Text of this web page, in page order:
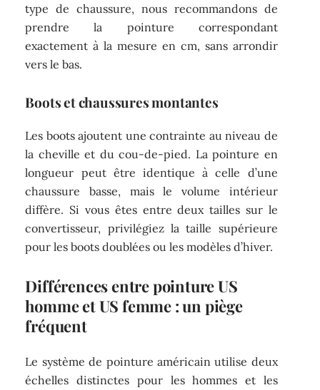
type de chaussure, nous recommandons de
prendre la pointure correspondant
exactement à la mesure en cm, sans arrondir
vers le bas.
Boots et chaussures montantes
Les boots ajoutent une contrainte au niveau de
la cheville et du cou-de-pied. La pointure en
longueur peut être identique à celle d’une
chaussure basse, mais le volume intérieur
diffère. Si vous êtes entre deux tailles sur le
convertisseur, privilégiez la taille supérieure
pour les boots doublées ou les modèles d’hiver.
Différences entre pointure US
homme et US femme : un piège
fréquent
Le système de pointure américain utilise deux
échelles distinctes pour les hommes et les